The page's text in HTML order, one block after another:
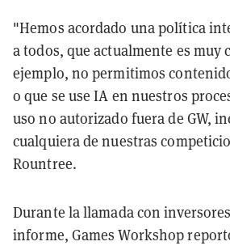
"Hemos acordado una política
a todos, que actualmente es muy
ejemplo, no permitimos
o que se use IA en nuestros
uso no autorizado fuera de GW,
cualquiera de nuestras
Rountree.
Durante la llamada con
informe, Games Workshop